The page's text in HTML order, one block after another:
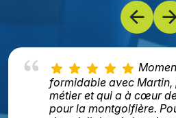
formidable avec Martin,
métier et qui a à cœur
pour la montgolfière.